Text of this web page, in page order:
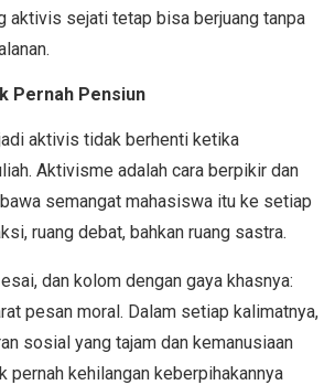
aktivis sejati tetap bisa berjuang tanpa
Pernah Pensiun
aktivis tidak berhenti ketika
Aktivisme adalah cara berpikir dan
semangat mahasiswa itu ke setiap
ruang debat, bahkan ruang sastra.
dan kolom dengan gaya khasnya:
pesan moral. Dalam setiap kalimatnya,
sosial yang tajam dan kemanusiaan
pernah kehilangan keberpihakannya